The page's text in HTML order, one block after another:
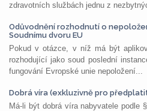
zdravotních službách jednu z
Odůvodnění rozhodnutí o
Soudnímu dvoru EU
Pokud v otázce, v níž má být
rozhodující jako soud poslední
fungování Evropské unie nepoložení...
Dobrá víra (exkluzivně pro
Má-li být dobrá víra nabyvatele podle